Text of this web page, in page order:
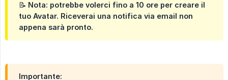
📝 Nota: potrebbe volerci fino a 10 ore per creare il
tuo Avatar. Riceverai una notifica via email non
appena sarà pronto.
Importante: